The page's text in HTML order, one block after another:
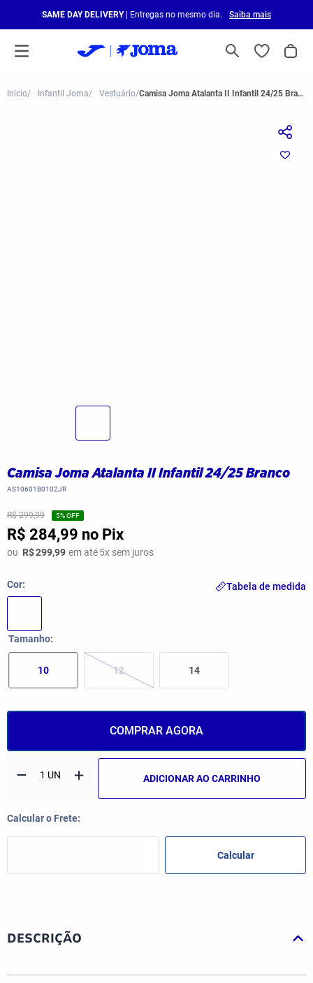
SAME DAY DELIVERY| Entregas no mesmo dia. Saiba mais
Infantil Joma Vestuário Camisa Joma Atalanta II Infantil 24/25 Branco
Camisa Joma Atalanta II Infantil 24/25 Branco
AS10601B0102JR
R$ 299,99 5% OFF
R$ 284,99 no Pix
ou R$299,99 em até5x sem juros
Cor
Tamanho
10 12 14
Tabela de medida
COMPRAR AGORA
ADICIONAR AO CARRINHO
DESCRIÇÃO